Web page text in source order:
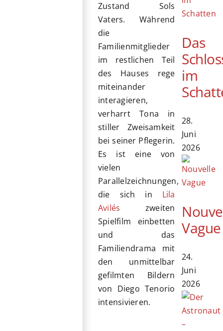
Zustand Sols
Vaters. Während
die
Familienmitglieder
im restlichen Teil
des Hauses rege
miteinander
interagieren,
verharrt Tona in
stiller Zweisamkeit
bei seiner Pflegerin.
Es ist eine von
vielen
Parallelzeichnungen,
die sich in Lila
Avilés zweiten
Spielfilm einbetten
und das
Familiendrama mit
den unmittelbar
gefilmten Bildern
von Diego Tenorio
intensivieren.
Das
im
28.
Juni
2026
Vague
24.
Juni
2026